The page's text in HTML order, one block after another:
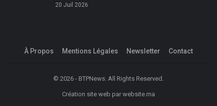
20 Juil 2026
À Propos Mentions Légales Newsletter Contact
© 2026 - BTPNews. All Rights Reserved.
Création site web par website.ma